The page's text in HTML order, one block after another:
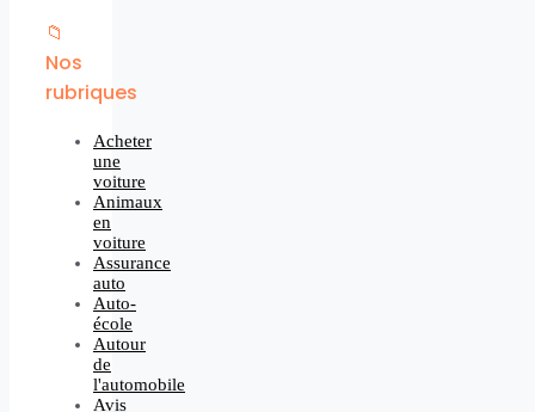
📁
Nos
rubriques
Acheter
une
voiture
Animaux
en
voiture
Assurance
auto
Auto-
école
Autour
de
l'automobile
Avis